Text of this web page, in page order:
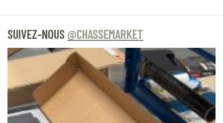
SUIVEZ-NOUS @CHASSEMARKET